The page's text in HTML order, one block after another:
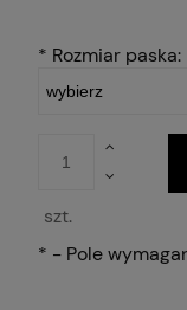
* Rozmiar paska:
szt.
* - Pole